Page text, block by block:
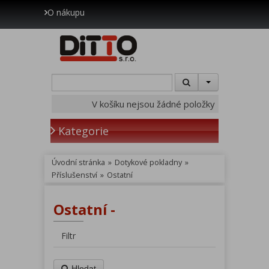
O nákupu
V košíku nejsou žádné položky
Kategorie
Úvodní stránka » Dotykové pokladny »
Příslušenství » Ostatní
Ostatní -
Filtr